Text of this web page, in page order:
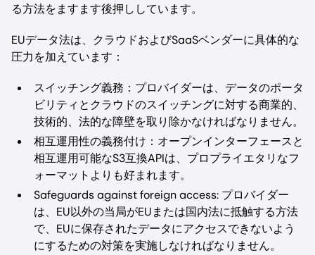
る方法をますます後押ししています。
EUデータ法は、クラウドおよびSaaSベンダーに具体的な
圧力を加えています：
スイッチング義務：プロバイダーは、データのポータ
ビリティとクラウドのスイッチングに対する商業的、
技術的、法的な障壁を取り除かなければなりません。
相互運用性の義務付け：オープンインターフェースと
相互運用可能なS3互換APIは、プロプライエタリなフ
ォーマットよりも好まれます。
Safeguards against foreign access: プロバイダー
は、EU以外の当局がEUまたは国内法に抵触する方法
で、EUに保存されたデータにアクセスできないよう
にするための対策を実施しなければなりません。